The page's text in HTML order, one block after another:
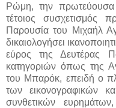
Ρώμη, την πρωτεύουσα
τέτοιος συσχετισμός
Παρουσία του Μιχαήλ
δικαιολογήσει
εύρος της Δευτέρας
κατηγοριών όπως της
του Μπαρόκ, επειδή ο
των εικονογραφικών
συνθετικών